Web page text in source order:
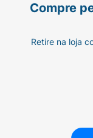
Compre
Retire na loja